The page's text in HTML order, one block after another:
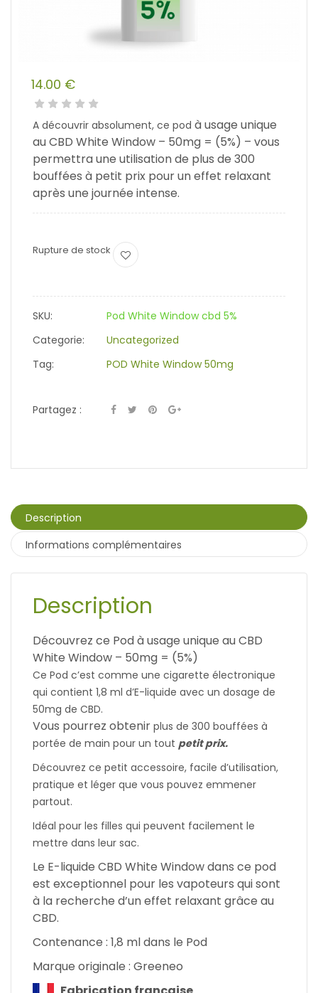
14.00 €
A découvrir absolument, ce pod à usage unique
au CBD White Window – 50mg = (5%) – vous
permettra une utilisation de plus de 300
bouffées à petit prix pour un effet relaxant
après une journée intense.
Rupture de stock
SKU:
Pod White Window cbd 5%
Categorie:
Uncategorized
Tag:
POD White Window 50mg
Partagez :
Description
Informations complémentaires
Description
Découvrez ce Pod à usage unique au CBD
White Window – 50mg = (5%)
Ce Pod c’est comme une cigarette électronique
qui contient 1,8 ml d’E-liquide avec un dosage de
50mg de CBD.
Vous pourrez obtenir plus de 300 bouffées à
portée de main pour un tout petit prix.
Découvrez ce petit accessoire, facile d’utilisation,
pratique et léger que vous pouvez emmener
partout.
Idéal pour les filles qui peuvent facilement le
mettre dans leur sac.
Le E-liquide CBD White Window dans ce pod
est exceptionnel pour les vapoteurs qui sont
à la recherche d’un effet relaxant grâce au
CBD.
Contenance : 1,8 ml dans le Pod
Marque originale : Greeneo